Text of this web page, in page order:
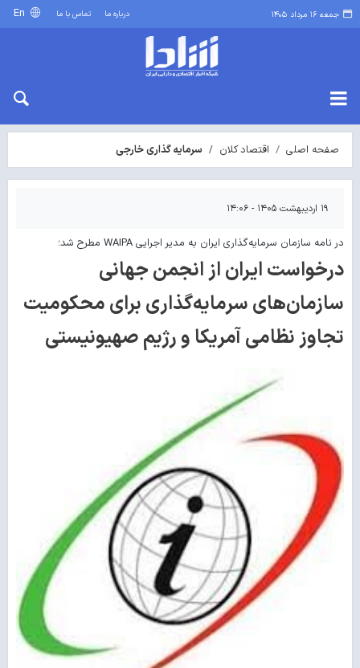
جمعه ۱۶ مرداد ۱۴۰۵ درباره ما تماس با ما
صفحه اصلی اقتصاد کلان سرمایه گذاری خارجی
۱۹ اردیبهشت ۱۴۰۵ - ۱۴:۰۶
در نامه سازمان سرمایه‌گذاری ایران به مدیر اجرایی WAIPA مطرح شد؛
درخواست ایران از انجمن جهانی
سازمان‌های سرمایه‌گذاری برای محکومیت
تجاوز نظامی آمریکا و رژیم صهیونیستی